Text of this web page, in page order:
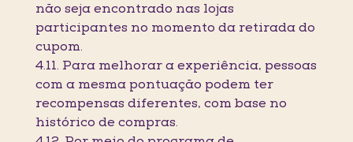
não seja encontrado nas lojas
participantes no momento da retirada do
cupom.
4.11. Para melhorar a experiência, pessoas
com a mesma pontuação podem ter
recompensas diferentes, com base no
histórico de compras.